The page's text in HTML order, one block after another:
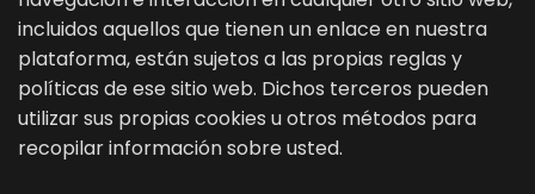
incluidos aquellos que tienen un enlace en nuestra
plataforma, están sujetos a las propias reglas y
políticas de ese sitio web. Dichos terceros pueden
utilizar sus propias cookies u otros métodos para
recopilar información sobre usted.